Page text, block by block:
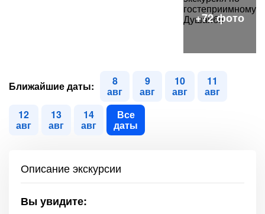
Ближайшие даты: 8
авг
9
авг
10
авг
11
авг
12
авг
13
авг
14
авг
Все
даты
Описание экскурсии
Вы увидите: